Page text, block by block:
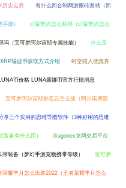
历史走势 有什么回合制网游搬砖游戏（回
游） cf荣誉点怎么获得（cf荣誉点怎么
（宝可梦阿尔宙斯专属技能） 什么是
瑞波币获取方式介绍 时空猎人优惠券
币价格 LUNA露娜币官方行情消息
宝可梦阿尔宙斯眷恋云怎么抓（阿尔宙斯固
享三个实用的思维导图软件（3种好用的思维
备有什么用） dragonex龙网交易平台
装备（梦幻手游宠物携带等级） 宝可梦
荣耀芈月怎么出装2022（王者荣耀芈月怎么